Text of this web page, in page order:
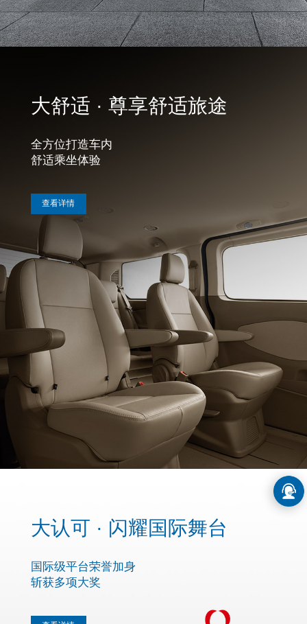
大舒适 · 尊享舒适旅途
全方位打造车内
舒适乘坐体验
查看详情
大认可 · 闪耀国际舞台
国际级平台荣誉加身
斩获多项大奖